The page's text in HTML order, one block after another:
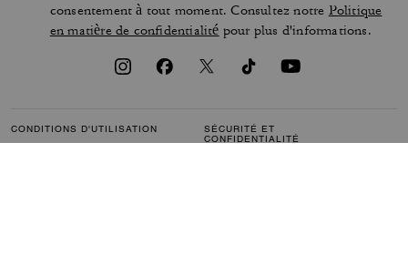
consentement à tout moment. Consultez notre Politique
en matière de confidentialité pour plus d'informations.
CONDITIONS D'UTILISATION
SÉCURITÉ ET
CONFIDENTIALITÉ